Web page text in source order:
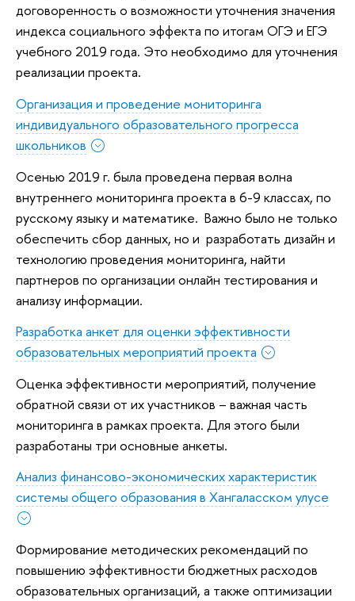
договоренность о возможности уточнения значения
индекса социального эффекта по итогам ОГЭ и ЕГЭ
учебного 2019 года. Это необходимо для уточнения
реализации проекта.
Организация и проведение мониторинга
индивидуального образовательного прогресса
школьников
Осенью 2019 г. была проведена первая волна
внутреннего мониторинга проекта в 6-9 классах, по
русскому языку и математике. Важно было не только
обеспечить сбор данных, но и разработать дизайн и
технологию проведения мониторинга, найти
партнеров по организации онлайн тестирования и
анализу информации.
Разработка анкет для оценки эффективности
образовательных мероприятий проекта
Оценка эффективности мероприятий, получение
обратной связи от их участников – важная часть
мониторинга в рамках проекта. Для этого были
разработаны три основные анкеты.
Анализ финансово-экономических характеристик
системы общего образования в Хангаласском улусе
Формирование методических рекомендаций по
повышению эффективности бюджетных расходов
образовательных организаций, а также оптимизации